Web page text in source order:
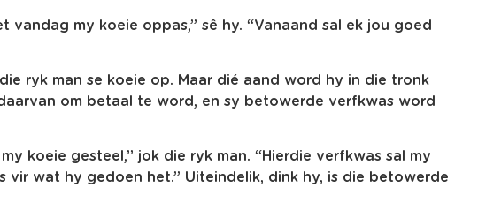
vandag my koeie oppas,” sê hy. “Vanaand sal ek jou goed
ryk man se koeie op. Maar dié aand word hy in die tronk
om betaal te word, en sy betowerde verfkwas word
koeie gesteel,” jok die ryk man. “Hierdie verfkwas sal my
vir wat hy gedoen het.” Uiteindelik, dink hy, is die betowerde